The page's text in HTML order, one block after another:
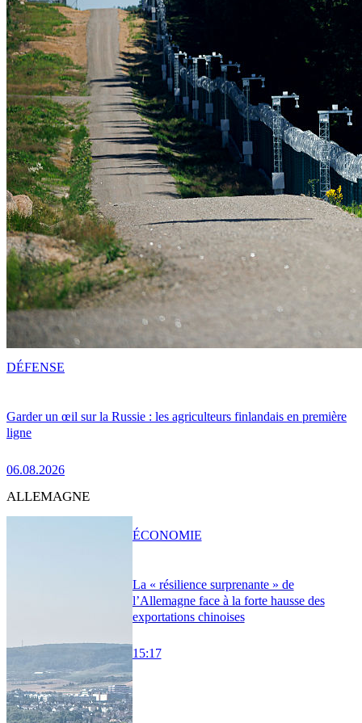
Garder un œil sur la Russie : les agriculteurs finlandais en première
ligne
06.08.2026
DÉFENSE
ALLEMAGNE
La « résilience surprenante » de
l’Allemagne face à la forte hausse des
exportations chinoises
15:17
ÉCONOMIE